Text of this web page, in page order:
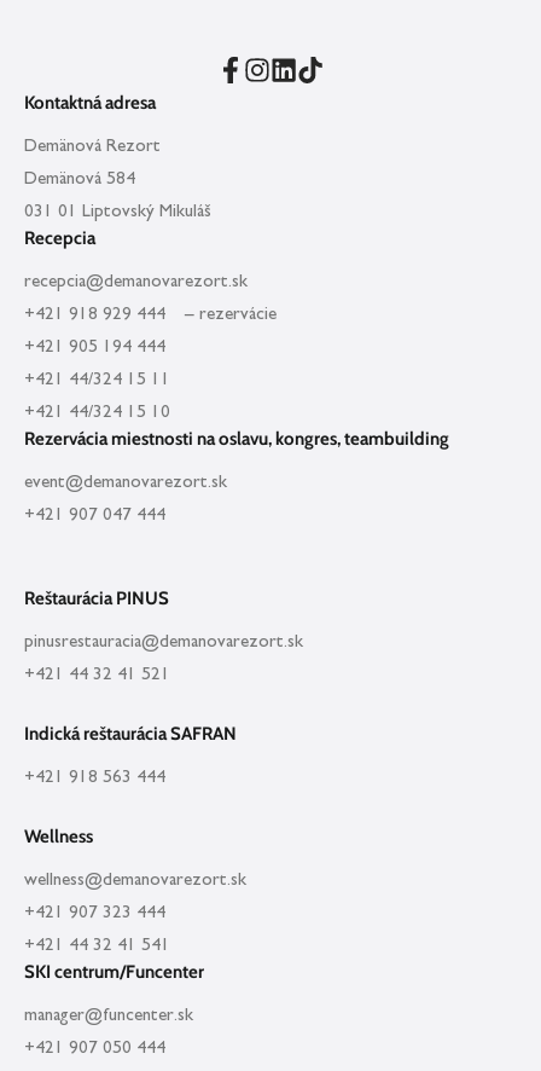
Kontaktná adresa
Demänová Rezort
Demänová 584
031 01 Liptovský Mikuláš
Recepcia
recepcia@demanovarezort.sk
+421 918 929 444 – rezervácie
+421 905 194 444
+421 44/324 15 11
+421 44/324 15 10
Rezervácia miestnosti na oslavu, kongres, teambuilding
event@demanovarezort.sk
+421 907 047 444
Reštaurácia PINUS
pinusrestauracia@demanovarezort.sk
+421 44 32 41 521
Indická reštaurácia SAFRAN
+421 918 563 444
Wellness
wellness@demanovarezort.sk
+421 907 323 444
+421 44 32 41 541
SKI centrum/Funcenter
manager@funcenter.sk
+421 907 050 444